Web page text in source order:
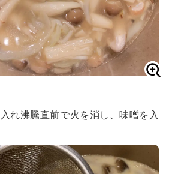
れ沸騰直前で火を消し、味噌を入